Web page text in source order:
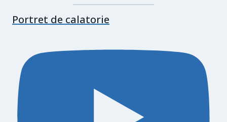
Portret de calatorie